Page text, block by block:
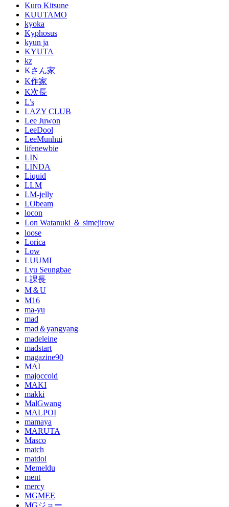
Kuro Kitsune
KUUTAMO
kyoka
Kyphosus
kyun ja
KYUTA
kz
Kさん家
K作家
K次長
L’s
LAZY CLUB
Lee Juwon
LeeDool
LeeMunhui
lifenewbie
LIN
LINDA
Liquid
LLM
LM-jelly
LObeam
locon
Lon Watanuki ＆ simejirow
loose
Lorica
Low
LUUMI
Lyu Seungbae
L課長
M＆U
M16
ma-yu
mad
mad＆yangyang
madeleine
madstart
magazine90
MAI
majoccoid
MAKI
makki
MalGwang
MALPOI
mamaya
MARUTA
Masco
match
matdol
Memeldu
ment
mercy
MGMEE
MGジョー